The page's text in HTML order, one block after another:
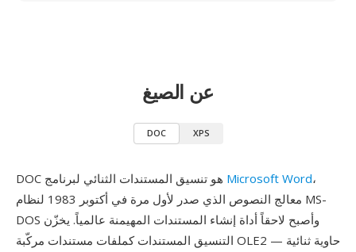
عن الصيغ
DOC XPS
Microsoft Word،
معالج النصوص الذي صدر لأول مرة في أكتوبر 1983 لنظام MS-
DOS وأصبح لاحقاً أداة إنشاء المستندات المهيمنة عالمياً. يخزّن
التنسيق المستندات كملفات مستندات مركّبة OLE2 — حاوية ثنائية